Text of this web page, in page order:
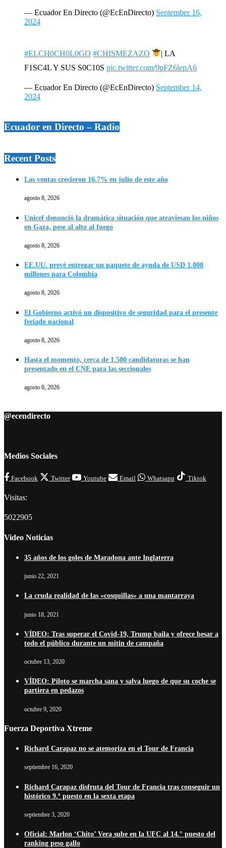
— Ecuador En Directo (@EcEnDirecto) September 16,
2024
#ELCH0CH0L0GO #CHISMEZAZO
| LA
F1SC4L Y SUS S0C10S pic.twitter.com/9pFZ6lepA6
— Ecuador En Directo (@EcEnDirecto) September 14,
2024
Ecuador en Directo – Radio
Recent Posts
Las ventas crecieron 16,7% en julio de este año
agosto 8, 2026
Unicef denunció la dramática situación que atraviesan los niños
en Gaza, pese al alto al fuego
agosto 8, 2026
EE.UU. prevé entregar un paquete de ayuda de USD 1.000
millones para Colombia
agosto 8, 2026
El Gobierno activó un dispositivo de seguridad para el presente
feriado nacional
agosto 8, 2026
Hasta el momento, cerca de 1.500 candidaturas se han
presentado en el CNE para las seccionales
agosto 8, 2026
@ecendirecto
Medios Sociales
Facebook Twitter Youtube Email Whatsapp Tiktok
Visitas:
5022905
Video Noticias
35 años de los goles de Maradona ante Inglaterra
junio 22, 2021
La cruda realidad de las «cosquillas» a una mantarraya
junio 18, 2021
VÍDEO: Tras superar el Covid-19, Trump baila y ofrece besar a
todo el público durante un mitin de campaña
octubre 13, 2020
VÍDEO: Piloto se marcha sana y salva luego de que su coche se
partiera en pedazos
octubre 9, 2020
Fuerza Deportiva Xtreme
Richard Carapaz no se atemoriza en el Tour de Francia
septiembre 16, 2020
Richard Carapaz disfruta del Tour de Francia tras conseguir un
histórico 9.º puesto en la sexta etapa
septiembre 3, 2020
Oficial: Marlon ‘Chito’ Vera sube en la UFC al 14.° puesto del
ranking peso gallo